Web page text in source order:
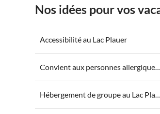
Nos idées pour vos
Accessibilité au Lac Plauer
Convient aux personnes allergiques au Lac Plauer
Hébergement de groupe au Lac Plauer